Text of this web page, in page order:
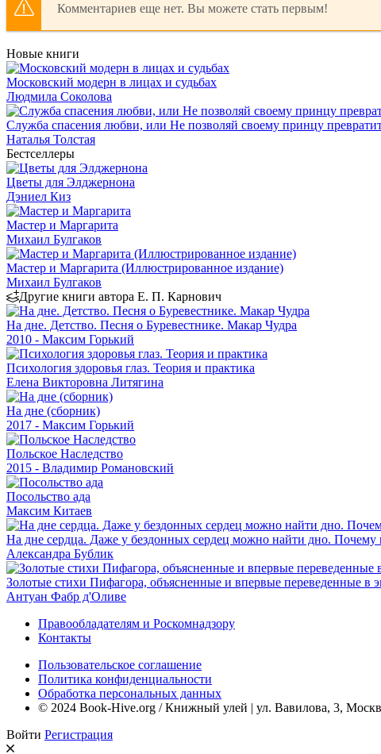
Комментариев еще нет. Вы можете стать первым!
Новые книги
Московский модерн в лицах и судьбах
Людмила Соколова
Служба спасения любви, или Не позволяй своему принцу
Наталья Толстая
Бестселлеры
Цветы для Элджернона
Дэниел Киз
Мастер и Маргарита
Михаил Булгаков
Мастер и Маргарита (Иллюстрированное издание)
Михаил Булгаков
Другие книги автора Е. П. Карнович
На дне. Детство. Песня о Буревестнике. Макар Чудра
2010 - Максим Горький
Психология здоровья глаз. Теория и практика
Елена Викторовна Литягина
На дне (сборник)
2017 - Максим Горький
Польское Наследство
2015 - Владимир Романовский
Посольство ада
Максим Китаев
На дне сердца. Даже у бездонных сердец можно найти дно. Почему
Александра Бублик
Золотые стихи Пифагора, объясненные и впервые переведенные в
Антуан Фабр д'Оливе
Правообладателям и Роскомнадзору
Контакты
Пользовательское соглашение
Политика конфиденциальности
Обработка персональных данных
© 2024 Book-Hive.org / Книжный улей | ул. Вавилова, 3,
Войти Регистрация